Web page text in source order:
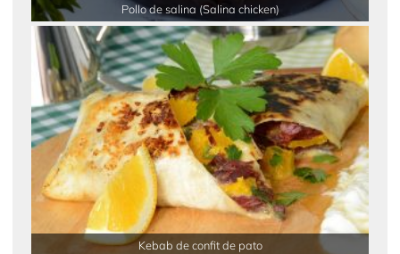
Pollo de salina (Salina chicken)
Kebab de confit de pato